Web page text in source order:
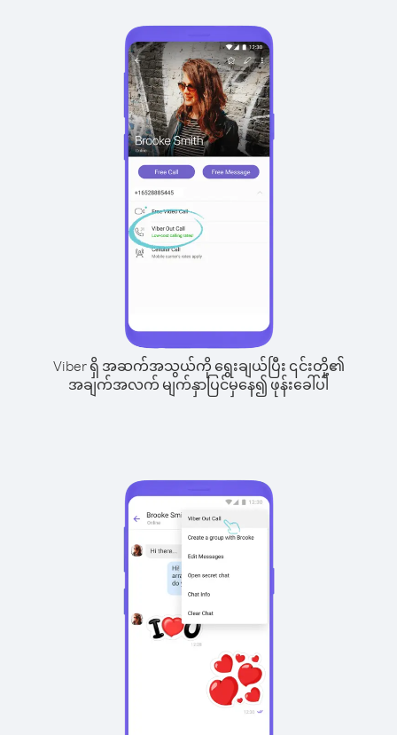
Viber ရှိ အဆက်အသွယ်ကို ရွေးချယ်ပြီး ၎င်းတို့၏
အချက်အလက် မျက်နှာပြင်မှနေ၍ ဖုန်းခေါ်ပါ